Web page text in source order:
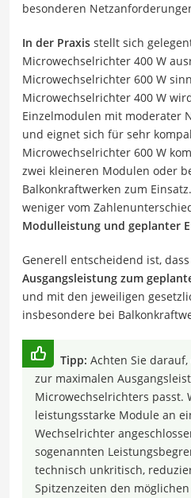
besonderen
In der Praxis stellt sich
Microwechselrichter 400 W
Microwechselrichter 600 W
Microwechselrichter 400 W
Einzelmodulen mit moderater
und eignet sich für sehr
Microwechselrichter 600 W
zwei kleineren Modulen oder
Balkonkraftwerken zum
weniger vom
Modulleistung und geplanter
Generell entscheidend ist,
Ausgangsleistung zum
und mit den jeweiligen
insbesondere bei
Tipp: Achten Sie
zur maximalen
Microwechselrichters passt.
leistungsstarke Module an
Wechselrichter
sogenannten
technisch unkritisch,
Spitzenzeiten den